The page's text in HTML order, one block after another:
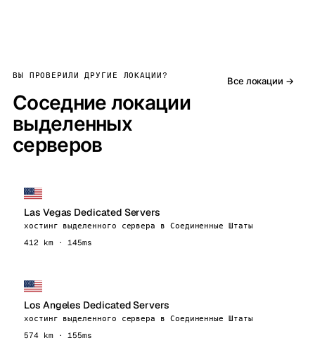
ВЫ ПРОВЕРИЛИ ДРУГИЕ ЛОКАЦИИ?
Соседние локации
выделенных
серверов
Все локации →
Las Vegas Dedicated Servers
хостинг выделенного сервера в Соединенные Штаты
412 km · 145ms
Los Angeles Dedicated Servers
хостинг выделенного сервера в Соединенные Штаты
574 km · 155ms